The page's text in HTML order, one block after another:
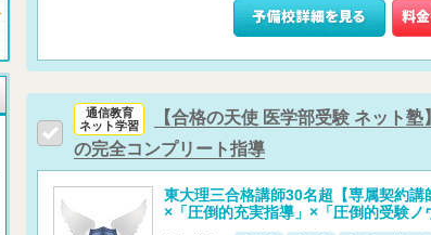
通信教育
ネット学習
【合格の天使 医学部受験 ネット
の完全コンプリート指導
東大理三合格講師30名超【専属契約講
×「圧倒的充実指導」×「圧倒的受験ノ